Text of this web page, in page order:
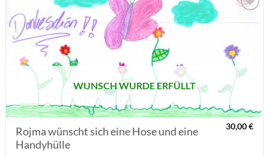
AUF MEINE
WUNSCH WURDE ERFÜLLT
Rojma wünscht sich eine Hose und eine
Handyhülle
30,00€